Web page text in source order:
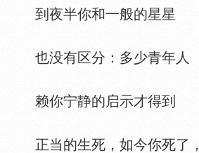
到夜半你和一般的星星
也没有区分：多少青年人
赖你宁静的启示才得到
正当的生死，如今你死了，